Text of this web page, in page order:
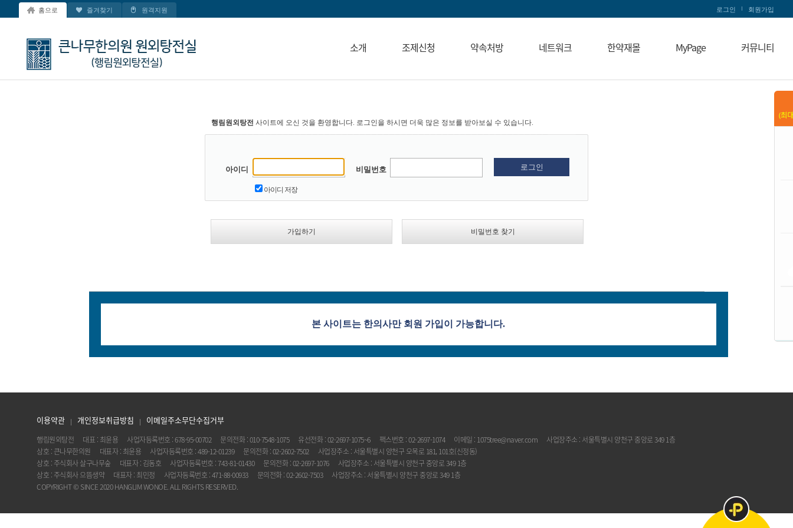
홈으로 즐겨찾기 원격지원 로그인 회원가입
소개 조제신청 약속처방 네트워크 한약재몰 MyPage 커뮤니티
행림원외탕전 사이트에 오신 것을 환영합니다. 로그인을 하시면 더욱 많은 정보를 받아보실 수 있습니다.
아이디 비밀번호
아이디 저장
가입하기 비밀번호 찾기
본 사이트는 한의사만 회원 가입이 가능합니다.
이용약관 개인정보취급방침 이메일주소무단수집거부
행림원외탕전 대표 : 최윤용 사업자등록번호 : 678-95-00702 문의전화 : 010-7548-1075 유선전화 : 02-2697-1075~6 팩스번호 : 02-2697-1074 이메일 : 1075tree@naver.com
사업장주소 : 서울특별시 양천구 중앙로 349 1층
상호 : 큰나무한의원
대표자 : 최윤용 사업자등록번호 : 489-12-01239 문의전화 : 02-2602-7502
사업장주소 : 서울특별시 양천구 오목로 181, 101호(신정동)
상호 : 주식회사 살구나무숲
대표자 : 김동호 사업자등록번호 : 743-81-01430 문의전화 : 02-2697-1076
사업장주소 : 서울특별시 양천구 중앙로 349 1층
상호 : 주식회사 으뜸생약
대표자 : 최민정 사업자등록번호 : 471-88-00933 문의전화 : 02-2602-7503
사업장주소 : 서울특별시 양천구 중앙로 349 1층
COPYRIGHT © SINCE 2020 HANGLIM WONOE. ALL RIGHTS RESERVED.